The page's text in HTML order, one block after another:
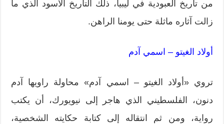
من تاريخ العبودية في ليبيا، ذلك التاريخ الأسود الذي ما
زالت آثاره ماثلة حتى يومنا الراهن.
أولاد الغيتو – اسمي آدم
تروي «أولاد الغيتو – اسمي آدم» محاولة راويها آدم
دنون، الفلسطيني الذي هاجر إلى نيويورك، أن يكتب
رواية، ومن ثم انتقاله إلى كتابة حكايته الشخصية،